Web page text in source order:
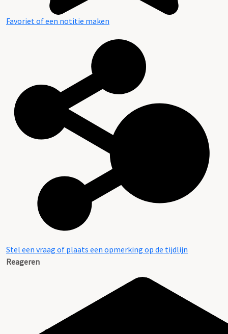
Favoriet of een notitie maken
Stel een vraag of plaats een opmerking op de tijdlijn
Reageren